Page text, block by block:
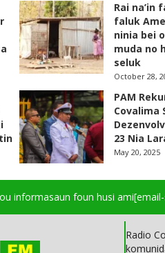
Rai na’in
faluk
ninia bei
muda no
seluk
October 28,
PAM
Covalima
23 Nia
May 20, 2025
informasaun foun husi ami
Radio